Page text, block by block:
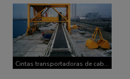
Cintas transportadoras de cable